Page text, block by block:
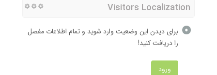
Visitors Localization
برای دیدن این وضعیت وارد شوید و تمام اطلاعات مفصل
را دریافت کنید!
ورود